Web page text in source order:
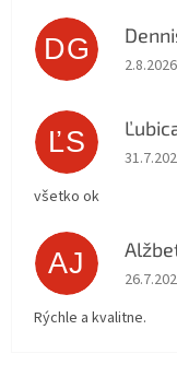
DG 2.8.2026
ĽS
všetko ok
AJ
Rýchle a kvalitne.